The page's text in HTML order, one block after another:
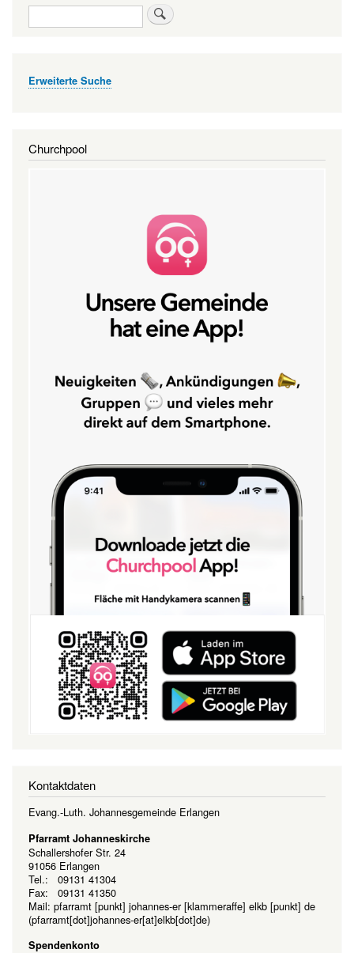
Suche
Erweiterte Suche
Churchpool
Kontaktdaten
Evang.-Luth. Johannesgemeinde Erlangen
Pfarramt Johanneskirche
Schallershofer Str. 24
91056 Erlangen
Tel.: 09131 41304
Fax: 09131 41350
Mail: pfarramt [punkt] johannes-er [klammeraffe] elkb [punkt] de
(pfarramt[dot]johannes-er[at]elkb[dot]de)
Spendenkonto